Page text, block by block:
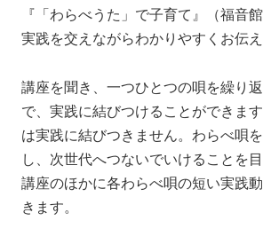
『「わらべうた」で子育て』（福音
実践を交えながらわかりやすくお伝え
講座を聞き、一つひとつの唄を繰り
で、実践に結びつけることができま
は実践に結びつきません。わらべ唄
し、次世代へつないでいけることを
講座のほかに各わらべ唄の短い実践
きます。